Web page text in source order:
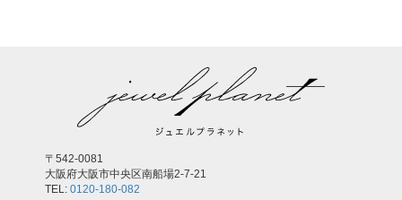
〒542-0081
大阪府大阪市中央区南船場2-7-21
TEL: 0120-180-082